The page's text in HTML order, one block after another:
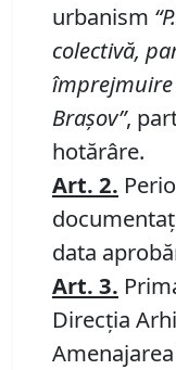
urbanism “P.
colectivă,
împrejmuire
Braşov”,
hotărâre.
Art. 2.
data
Art. 3.
Direcţia